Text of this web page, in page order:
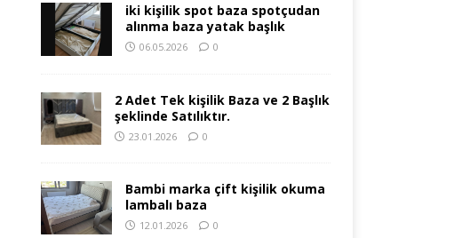
iki kişilik spot baza spotçudan
alınma baza yatak başlık
06.05.2026 0
2 Adet Tek kişilik Baza ve 2 Başlık
şeklinde Satılıktır.
23.01.2026 0
Bambi marka çift kişilik okuma
lambalı baza
12.01.2026 0